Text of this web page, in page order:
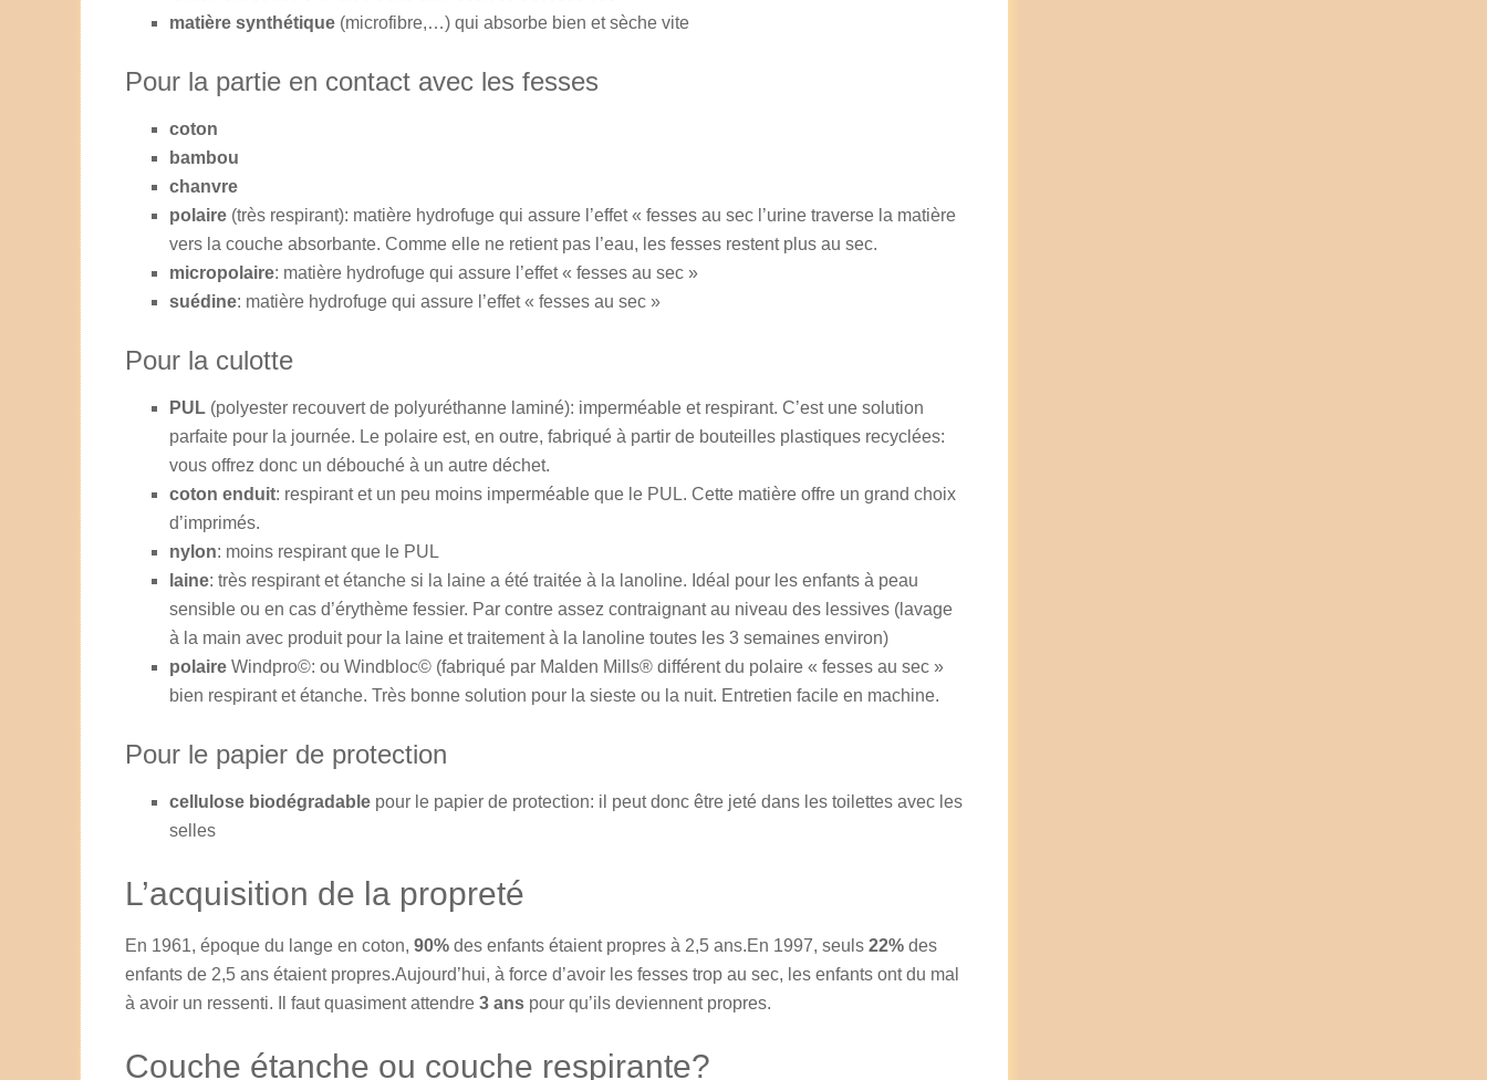
matière synthétique (microfibre,…) qui absorbe bien et sèche vite
Pour la partie en contact avec les fesses
coton
bambou
chanvre
polaire (très respirant): matière hydrofuge qui assure l’effet « fesses au sec l’urine traverse la matière
vers la couche absorbante. Comme elle ne retient pas l’eau, les fesses restent plus au sec.
micropolaire: matière hydrofuge qui assure l’effet « fesses au sec »
suédine: matière hydrofuge qui assure l’effet « fesses au sec »
Pour la culotte
PUL (polyester recouvert de polyuréthanne laminé): imperméable et respirant. C’est une solution
parfaite pour la journée. Le polaire est, en outre, fabriqué à partir de bouteilles plastiques recyclées:
vous offrez donc un débouché à un autre déchet.
coton enduit: respirant et un peu moins imperméable que le PUL. Cette matière offre un grand choix
d’imprimés.
nylon: moins respirant que le PUL
laine: très respirant et étanche si la laine a été traitée à la lanoline. Idéal pour les enfants à peau
sensible ou en cas d’érythème fessier. Par contre assez contraignant au niveau des lessives (lavage
à la main avec produit pour la laine et traitement à la lanoline toutes les 3 semaines environ)
polaire Windpro©: ou Windbloc© (fabriqué par Malden Mills® différent du polaire « fesses au sec »
bien respirant et étanche. Très bonne solution pour la sieste ou la nuit. Entretien facile en machine.
Pour le papier de protection
cellulose biodégradable pour le papier de protection: il peut donc être jeté dans les toilettes avec les
selles
L’acquisition de la propreté
En 1961, époque du lange en coton, 90% des enfants étaient propres à 2,5 ans.En 1997, seuls 22% des
enfants de 2,5 ans étaient propres.Aujourd’hui, à force d’avoir les fesses trop au sec, les enfants ont du mal
à avoir un ressenti. Il faut quasiment attendre 3 ans pour qu’ils deviennent propres.
Couche étanche ou couche respirante?